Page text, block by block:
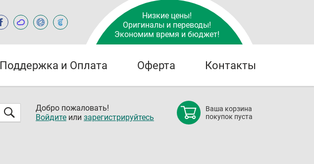
Низкие цены!
Оригиналы и переводы!
Экономим время и бюджет!
Поддержка и Оплата Оферта Контакты
Добро пожаловать!
Войдите или зарегистрируйтесь
Ваша корзина
покупок пуста